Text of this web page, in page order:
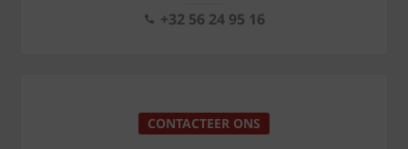
+32 56 24 95 16
CONTACTEER ONS